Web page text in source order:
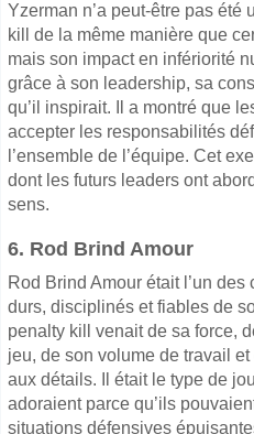
Yzerman n’a peut-être pas
kill de la même manière que
mais son impact en infériorité
grâce à son leadership, sa
qu’il inspirait. Il a montré que
accepter les responsabilités
l’ensemble de l’équipe. Cet
dont les futurs leaders ont
sens.
6. Rod Brind Amour
Rod Brind Amour était l’un
durs, disciplinés et fiables de
penalty kill venait de sa force,
jeu, de son volume de travail
aux détails. Il était le type de
adoraient parce qu’ils
situations défensives